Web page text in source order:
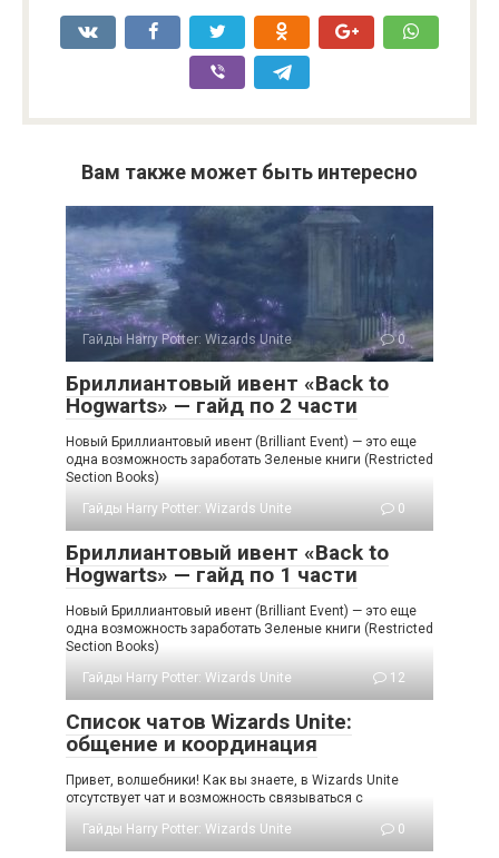
Вам также может быть интересно
Гайды Harry Potter: Wizards Unite 0
Бриллиантовый ивент «Back to
Hogwarts» — гайд по 2 части
Новый Бриллиантовый ивент (Brilliant Event) — это еще
одна возможность заработать Зеленые книги (Restricted
Section Books)
Гайды Harry Potter: Wizards Unite
0
Бриллиантовый ивент «Back to
Hogwarts» — гайд по 1 части
Новый Бриллиантовый ивент (Brilliant Event) — это еще
одна возможность заработать Зеленые книги (Restricted
Section Books)
Гайды Harry Potter: Wizards Unite
12
Список чатов Wizards Unite:
общение и координация
Привет, волшебники! Как вы знаете, в Wizards Unite
отсутствует чат и возможность связываться с
Гайды Harry Potter: Wizards Unite
0